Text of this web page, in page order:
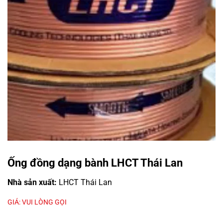
Ống đồng dạng bành LHCT Thái Lan
Nhà sản xuất: LHCT Thái Lan
GIÁ: VUI LÒNG GỌI